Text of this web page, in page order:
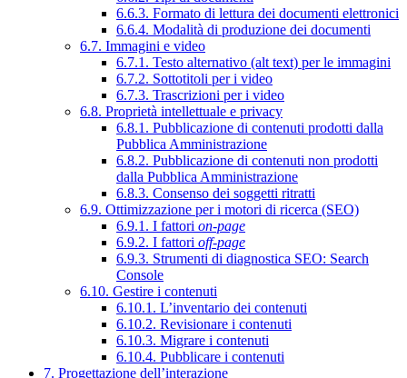
6.6.3. Formato di lettura dei documenti elettronici
6.6.4. Modalità di produzione dei documenti
6.7. Immagini e video
6.7.1. Testo alternativo (alt text) per le immagini
6.7.2. Sottotitoli per i video
6.7.3. Trascrizioni per i video
6.8. Proprietà intellettuale e privacy
6.8.1. Pubblicazione di contenuti prodotti dalla
Pubblica Amministrazione
6.8.2. Pubblicazione di contenuti non prodotti
dalla Pubblica Amministrazione
6.8.3. Consenso dei soggetti ritratti
6.9. Ottimizzazione per i motori di ricerca (SEO)
6.9.1. I fattori on-page
6.9.2. I fattori off-page
6.9.3. Strumenti di diagnostica SEO: Search
Console
6.10. Gestire i contenuti
6.10.1. L’inventario dei contenuti
6.10.2. Revisionare i contenuti
6.10.3. Migrare i contenuti
6.10.4. Pubblicare i contenuti
7. Progettazione dell’interazione